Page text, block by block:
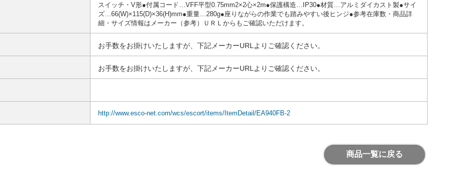
スイッチ・V形●付属コード…VFF平型0.75mm2×2心×2m●保護構造…IP30●材質…アルミダイカスト製●サイ
ズ…66(W)×115(D)×36(H)mm●重量…280g●座りながらの作業でも踏みやすい後ヒンジ●参考在庫数・商品詳
細・サイズ情報はメーカー（参考）ＵＲＬからもご確認いただけます。
お手数をお掛けいたしますが、下記メーカーURLよりご確認ください。
お手数をお掛けいたしますが、下記メーカーURLよりご確認ください。
http://www.esco-net.com/wcs/escort/items/ItemDetail/EA940FB-2
商品一覧に戻る